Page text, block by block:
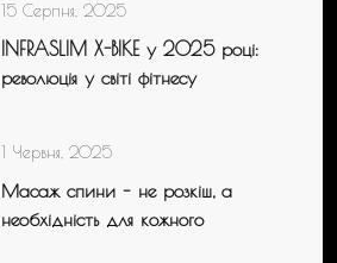
15 Серпня, 2025
INFRASLIM X-BIKE у 2025 році:
революція у світі фітнесу
1 Червня, 2025
Масаж спини – не розкіш, а
необхідність для кожного